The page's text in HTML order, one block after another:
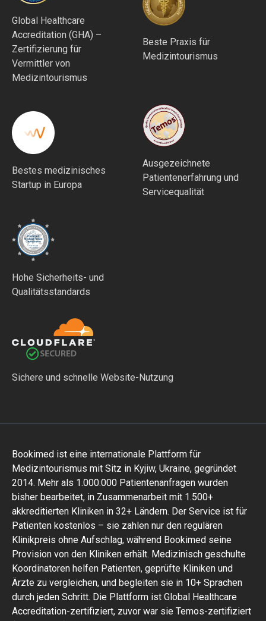
Global Healthcare
Accreditation (GHA) –
Zertifizierung für
Vermittler von
Medizintourismus
Beste Praxis für
Medizintourismus
Bestes medizinisches
Startup in Europa
Ausgezeichnete
Patientenerfahrung und
Servicequalität
Hohe Sicherheits- und
Qualitätsstandards
Sichere und schnelle Website-Nutzung
Bookimed ist eine internationale Plattform für
Medizintourismus mit Sitz in Kyjiw, Ukraine, gegründet
2014. Mehr als 1.000.000 Patientenanfragen wurden
bisher bearbeitet, in Zusammenarbeit mit 1.500+
akkreditierten Kliniken in 32+ Ländern. Der Service ist für
Patienten kostenlos – sie zahlen nur den regulären
Klinikpreis ohne Aufschlag, während Bookimed seine
Provision von den Kliniken erhält. Medizinisch geschulte
Koordinatoren helfen Patienten, geprüfte Kliniken und
Ärzte zu vergleichen, und begleiten sie in 10+ Sprachen
durch jeden Schritt. Die Plattform ist Global Healthcare
Accreditation-zertifiziert, zuvor war sie Temos-zertifiziert